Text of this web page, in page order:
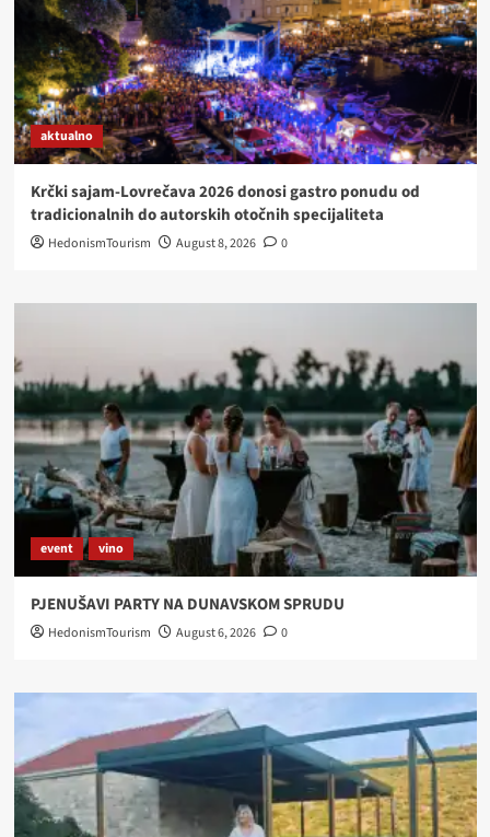
aktualno
Krčki sajam-Lovrečava 2026 donosi gastro ponudu od
tradicionalnih do autorskih otočnih specijaliteta
HedonismTourism August 8, 2026 0
event vino
PJENUŠAVI PARTY NA DUNAVSKOM SPRUDU
HedonismTourism August 6, 2026 0